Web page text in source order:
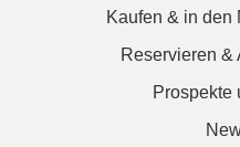
Kaufen & in den
Reservieren &
Prospekte